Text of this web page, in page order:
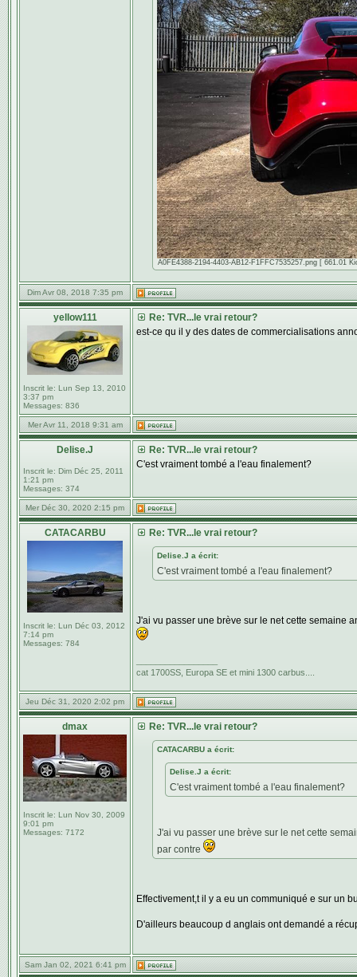
A0FE4388-2194-4403-AB12-F1FFC7535257.png [ 661.01
Dim Avr 08, 2018 7:35 pm
yellow111
Inscrit le: Lun Sep 13, 2010
3:37 pm
Messages: 836
Re: TVR...le vrai retour?
est-ce qu il y des dates de commercialisations
Mer Avr 11, 2018 9:31 am
Delise.J
Inscrit le: Dim Déc 25, 2011
1:21 pm
Messages: 374
Re: TVR...le vrai retour?
C'est vraiment tombé a l'eau finalement?
Mer Déc 30, 2020 2:15 pm
CATACARBU
Inscrit le: Lun Déc 03, 2012
7:14 pm
Messages: 784
Re: TVR...le vrai retour?
Delise.J a écrit:
C'est vraiment tombé a l'eau finalement?
J'ai vu passer une brève sur le net cette semaine
cat 1700SS, Europa SE et mini 1300 carbus....
Jeu Déc 31, 2020 2:02 pm
dmax
Inscrit le: Lun Nov 30, 2009
9:01 pm
Messages: 7172
Re: TVR...le vrai retour?
CATACARBU a écrit:
Delise.J a écrit:
C'est vraiment tombé a l'eau finalement?
J'ai vu passer une brève sur le net cette
par contre
Effectivement,t il y a eu un communiqué e sur un
D'ailleurs beaucoup d anglais ont demandé a
Sam Jan 02, 2021 6:41 pm